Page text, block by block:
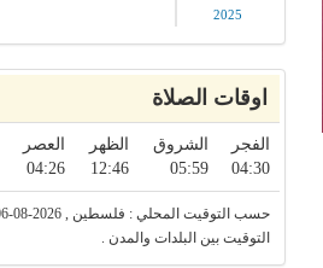
2025
اوقات الصلاة
الفجر
04:30
الشروق
05:59
الظهر
12:46
العصر
04:26
التوقيت بين البلدات والمدن .